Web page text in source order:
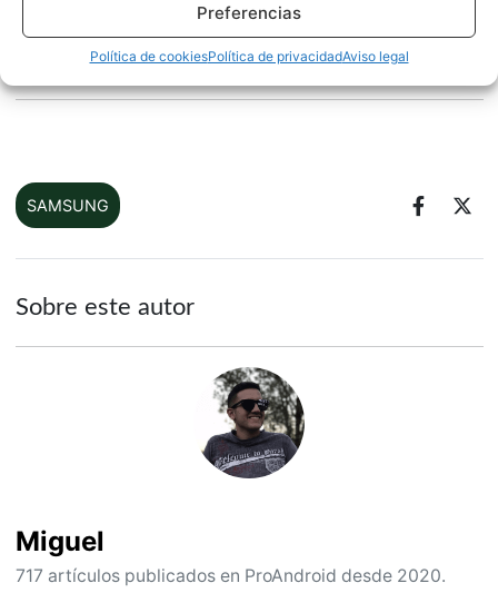
Preferencias
Política de cookiesPolítica de privacidadAviso legal
Descarga ya todas las novedades de GBoard, uno de
los mejores teclados
SAMSUNG
Sobre este autor
Miguel
717 artículos publicados en ProAndroid desde 2020.